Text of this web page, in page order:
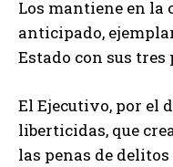
Los mantiene en la
anticipado,
Estado con sus
El Ejecutivo, por el
liberticidas, que
las penas de